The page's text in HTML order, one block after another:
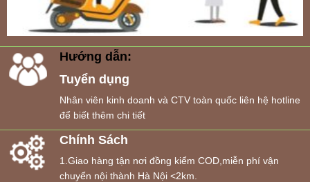
Hướng dẫn:
Tuyển dụng
Nhân viên kinh doanh và CTV toàn quốc liên hệ hotline
để biết thêm chi tiết
Chính Sách
1.Giao hàng tận nơi đồng kiểm COD,miễn phí vận
chuyển nội thành Hà Nội <2km.